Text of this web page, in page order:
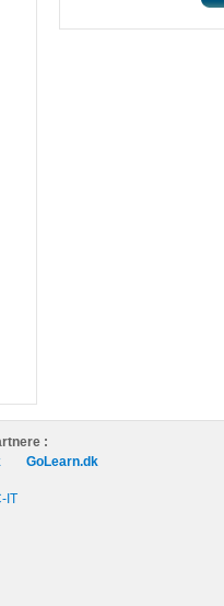
:
GoLearn.dk
IT